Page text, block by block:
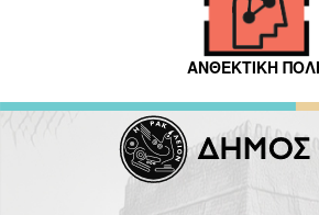
ΑΝΘΕΚΤΙΚΗ